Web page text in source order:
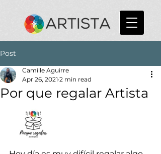
Post
Por que regalar Artista
Camille Aguirre
Apr 26, 2021 2 min read